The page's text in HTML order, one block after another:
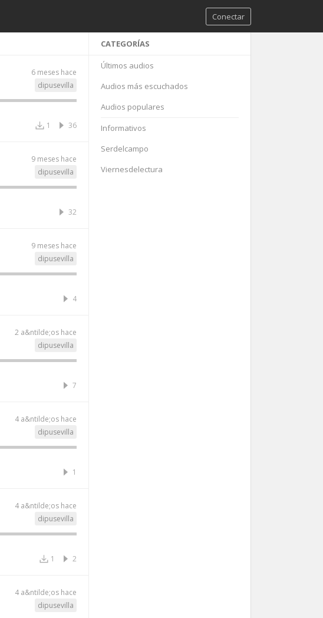
Conectar
6 meses hace
dipusevilla
36
1
9 meses hace
dipusevilla
32
9 meses hace
dipusevilla
4
2 a&ntilde;os hace
dipusevilla
7
4 a&ntilde;os hace
dipusevilla
1
4 a&ntilde;os hace
dipusevilla
2
1
4 a&ntilde;os hace
dipusevilla
CATEGORÍAS
Últimos audios
Audios más escuchados
Audios populares
Informativos
Serdelcampo
Viernesdelectura